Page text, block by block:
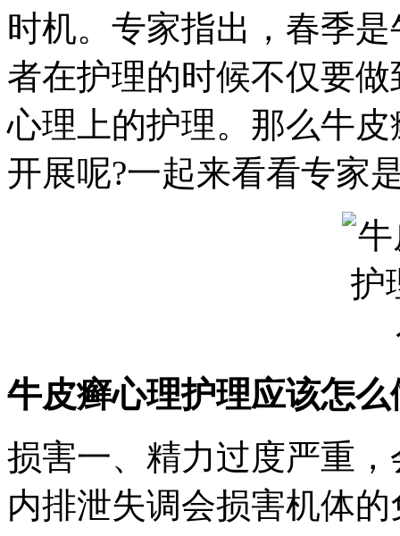
时机。专家指出，春季
者在护理的时候不仅要
心理上的护理。那么牛
开展呢?一起来看看专家
牛皮癣心理护理应该怎么
损害一、精力过度严重
内排泄失调会损害机体